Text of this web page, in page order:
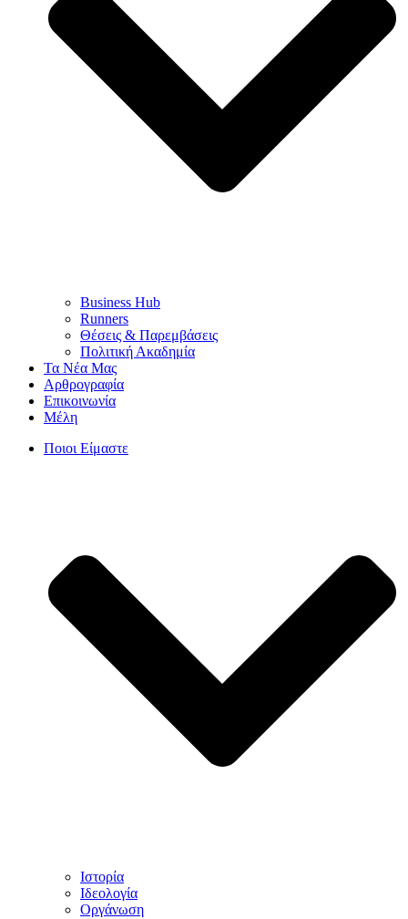
Business Hub
Runners
Θέσεις & Παρεμβάσεις
Πολιτική Ακαδημία
Τα Νέα Μας
Αρθρογραφία
Επικοινωνία
Μέλη
Ποιοι Είμαστε
Ιστορία
Ιδεολογία
Οργάνωση